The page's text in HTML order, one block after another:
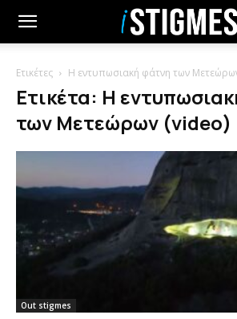
Ετικέτες Η εντυπωσιακή φάτνη των
Ετικέτα: Η
των Μετεώρων (video)
Out stigmes